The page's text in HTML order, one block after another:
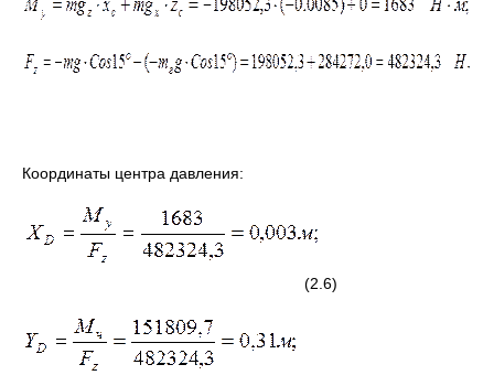
Координаты центра давления:
(2.6)